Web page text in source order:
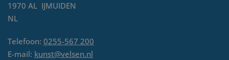
1970 AL IJMUIDEN
NL
Telefoon: 0255-567 200
E-mail: kunst@velsen.nl